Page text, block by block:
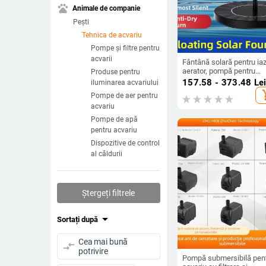
pets Animale de companie
Pești
Tehnica de acvariu
Pompe și filtre pentru
acvarii
Produse pentru
iluminarea acvariului
Pompe de aer pentru
acvariu
Pompe de apă
pentru acvariu
Dispozitive de control
al căldurii
Ștergeți filtrele
Sortați după arrow_drop_down
compare_arrows Cea mai bună
potrivire
Fântână solară pentru
aerator, pompă pentru
exterior
157.58 - 373.48 Lei
Pompă submersibilă